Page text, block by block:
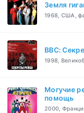
Земля
1968, США,
BBC:
1998,
Могучие
помощь
2000,